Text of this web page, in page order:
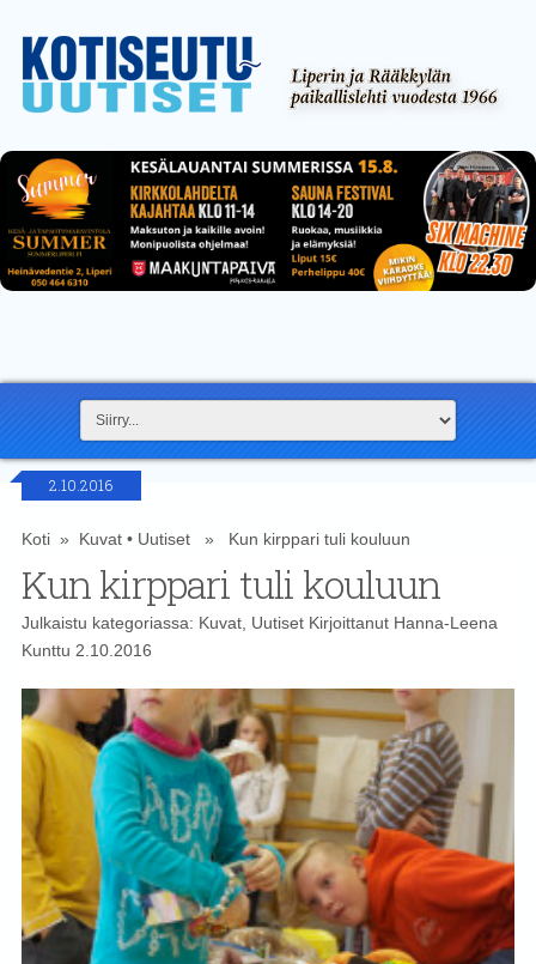
2.10.2016
Koti» Kuvat• Uutiset» Kun kirppari tuli kouluun
Kun kirppari tuli kouluun
Julkaistu kategoriassa: Kuvat, UutisetKirjoittanut Hanna-Leena
Kunttu 2.10.2016